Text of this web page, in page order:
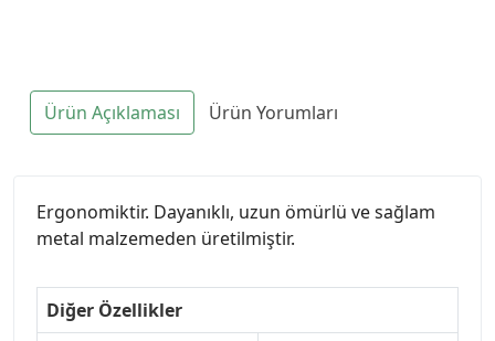
Ürün Açıklaması Ürün Yorumları
Ergonomiktir. Dayanıklı, uzun ömürlü ve sağlam
metal malzemeden üretilmiştir.
Diğer Özellikler